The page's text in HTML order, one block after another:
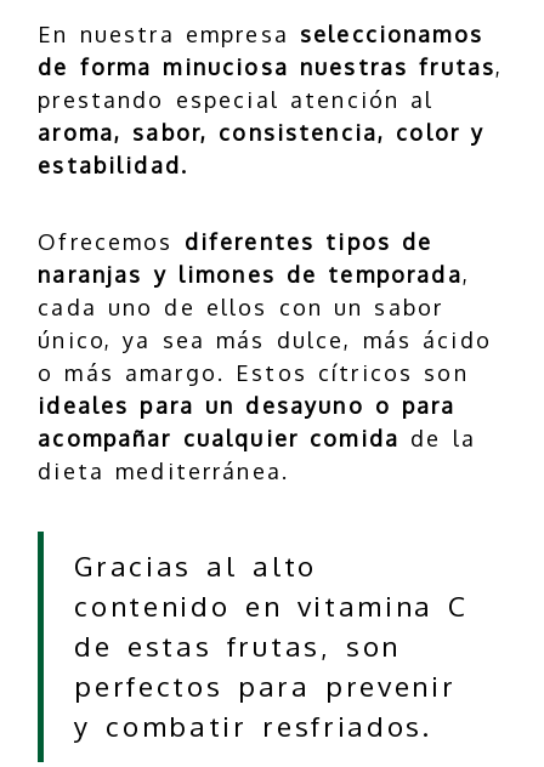
En nuestra empresa seleccionamos
de forma minuciosa nuestras frutas,
prestando especial atención al
aroma, sabor, consistencia, color y
estabilidad.
Ofrecemos diferentes tipos de
naranjas y limones de temporada,
cada uno de ellos con un sabor
único, ya sea más dulce, más ácido
o más amargo. Estos cítricos son
ideales para un desayuno o para
acompañar cualquier comida de la
dieta mediterránea.
Gracias al alto
contenido en vitamina C
de estas frutas, son
perfectos para prevenir
y combatir resfriados.